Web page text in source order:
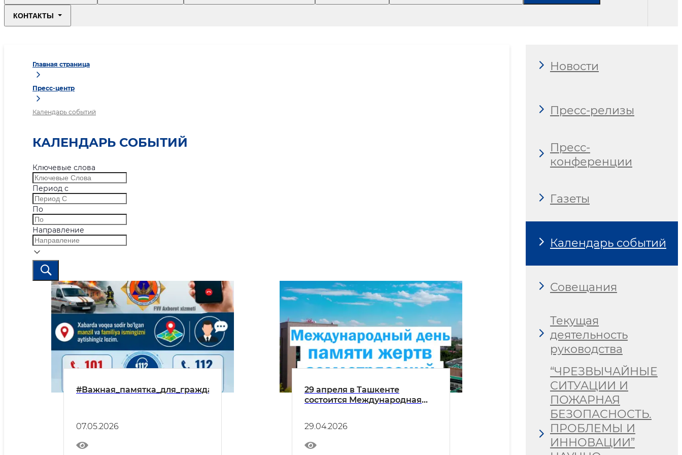
КОНТАКТЫ
Главная страница
Пресс-центр
Календарь событий
КАЛЕНДАРЬ СОБЫТИЙ
Ключевые слова
Период с
По
Направление
#Важная_памятка_для_граждан
07.05.2026
29 апреля в Ташкенте
состоится Международная
жертв землетрясений.
29.04.2026
Новости
Пресс-релизы
Пресс-
конференции
Газеты
Календарь событий
Совещания
Текущая
деятельность
руководства
“ЧРЕЗВЫЧАЙНЫЕ
СИТУАЦИИ И
ПОЖАРНАЯ
БЕЗОПАСНОСТЬ.
ПРОБЛЕМЫ И
ИННОВАЦИИ”